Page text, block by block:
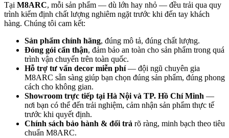
Tại M8ARC, mỗi sản phẩm — dù lớn hay nhỏ — đều trải qua quy
trình kiểm định chất lượng nghiêm ngặt trước khi đến tay khách
hàng. Chúng tôi cam kết:
Sản phẩm chính hãng, đúng mô tả, đúng chất lượng.
Đóng gói cẩn thận, đảm bảo an toàn cho sản phẩm trong quá
trình vận chuyển trên toàn quốc.
Hỗ trợ tư vấn decor miễn phí— đội ngũ chuyên gia
M8ARC sẵn sàng giúp bạn chọn đúng sản phẩm, đúng phong
cách cho không gian.
Showroom trực tiếp tại Hà Nội và TP. Hồ Chí Minh —
nơi bạn có thể đến trải nghiệm, cảm nhận sản phẩm thực tế
trước khi quyết định.
Chính sách bảo hành & đổi trả rõ ràng, minh bạch theo tiêu
chuẩn M8ARC.